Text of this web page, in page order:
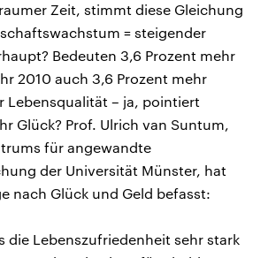
Zeit, stimmt diese Gleichung
= steigender
Bedeuten 3,6 Prozent mehr
2010 auch 3,6 Prozent mehr
Lebensqualität – ja, pointiert
Glück? Prof. Ulrich van Suntum,
für angewandte
der Universität Münster, hat
nach Glück und Geld befasst:
die Lebenszufriedenheit sehr stark